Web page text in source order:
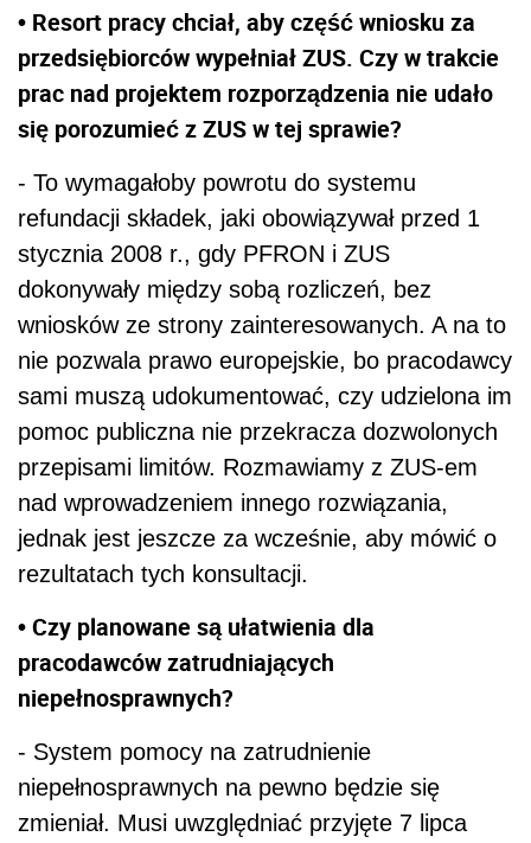
• Resort pracy chciał, aby część wniosku za
przedsiębiorców wypełniał ZUS. Czy w trakcie
prac nad projektem rozporządzenia nie udało
się porozumieć z ZUS w tej sprawie?
- To wymagałoby powrotu do systemu
refundacji składek, jaki obowiązywał przed 1
stycznia 2008 r., gdy PFRON i ZUS
dokonywały między sobą rozliczeń, bez
wniosków ze strony zainteresowanych. A na to
nie pozwala prawo europejskie, bo pracodawcy
sami muszą udokumentować, czy udzielona im
pomoc publiczna nie przekracza dozwolonych
przepisami limitów. Rozmawiamy z ZUS-em
nad wprowadzeniem innego rozwiązania,
jednak jest jeszcze za wcześnie, aby mówić o
rezultatach tych konsultacji.
• Czy planowane są ułatwienia dla
pracodawców zatrudniających
niepełnosprawnych?
- System pomocy na zatrudnienie
niepełnosprawnych na pewno będzie się
zmieniał. Musi uwzględniać przyjęte 7 lipca